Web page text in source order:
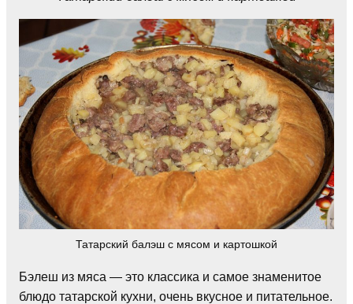
Татарский балэш с мясом и картошкой
Бэлеш из мяса — это классика и самое знаменитое
блюдо татарской кухни, очень вкусное и питательное.